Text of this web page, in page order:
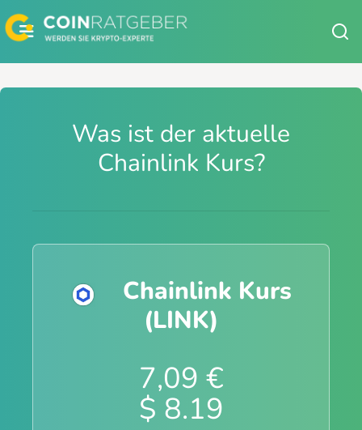
Zum
Inhalt
springen
Was ist der aktuelle
Chainlink Kurs?
Chainlink Kurs
(LINK)
7,09 €
$ 8.19